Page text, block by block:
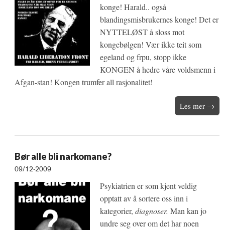
konge! Harald.. også
blandingsmisbrukernes konge! Det er
NYTTELØST å sloss mot
kongebølgen! Vær ikke teit som
egeland og frpu, stopp ikke
KONGEN å hedre våre voldsmenn i
Afgan-stan! Kongen trumfer all rasjonalitet!
Les mer →
Bør alle bli narkomane?
09/12-2009
Psykiatrien er som kjent veldig
opptatt av å sortere oss inn i
kategorier, diagnoser. Man kan jo
undre seg over om det har noen